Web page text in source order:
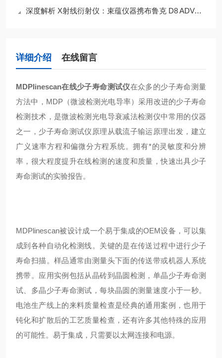
深度解析 X射线衍射仪：束蕴仪器携布鲁克 D8 ADVANCE 赋能产业升级
详细介绍 在线留言
MDPlinescan在线少子寿命测试仪在众多的少子寿命测量
方法中，MDP（微波检测光电导率）采用改进的少子寿命
检测技术，是微波检测光电导衰减法检测仪中常用的仪器
之一，少子寿命测试仪原理从载流子输运原理出发，建立
广义速率方程和偏微分方程系统。拥有*的灵敏度和分辨
率，很大程度提升在线检测的速度和质量，快速出具少子
寿命测试的实验报告。
MDPlinescan被设计成一个易于集成的OEM设备，可以集
成到各种自动化检测线。关键的是在传送过程中进行少子
寿命扫描。样品通常由测量头下面的传送带或机器人系统
携带。应用实例包括从晶砖到晶圆检测，单晶少子寿命测
试、多晶少子寿命测试，每块晶圆的测量速度小于一秒。
电池生产线上的来料质量检查是经典的通用案例，也用于
钝化和扩散后的工艺质量检查，还有许多其他特殊的应用
的可能性。易于集成，只需要以太网连接和电源。